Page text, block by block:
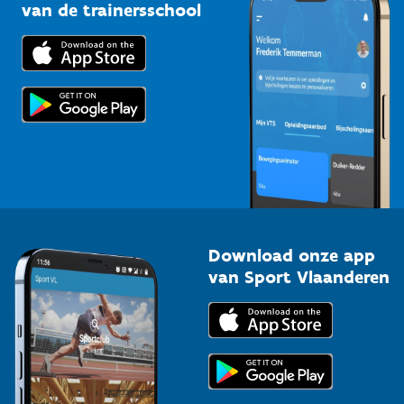
Bedrijven
Trainers en begeleiders
Topsporters
Downloads
Voor de pers
van de trainersschool
Download onze app
van Sport Vlaanderen